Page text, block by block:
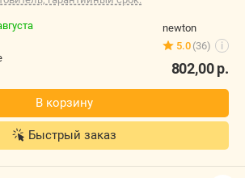
Быстрый заказ
дисковая аккумуляторная DWT
20-165 DN-4 BMC